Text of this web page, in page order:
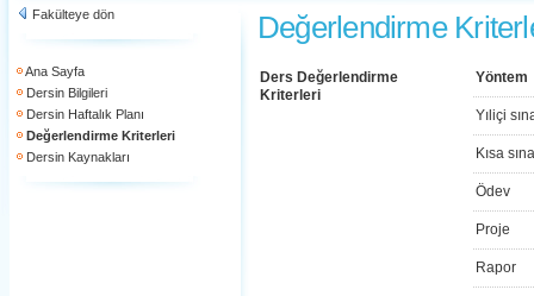
Fakülteye dön
Ana Sayfa
Dersin Bilgileri
Dersin Haftalık Planı
Değerlendirme Kriterleri
Dersin Kaynakları
Değerlendirme
Ders Değerlendirme
Kriterleri
Yöntem
Yıliçi
Kısa
Ödev
Proje
Rapor